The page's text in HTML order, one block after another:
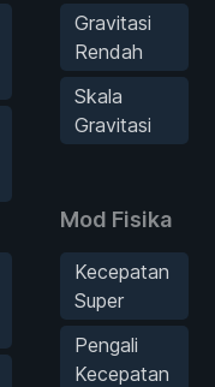
Gravitasi
Rendah
Skala
Gravitasi
Mod Fisika
Kecepatan
Super
Pengali
Kecepatan